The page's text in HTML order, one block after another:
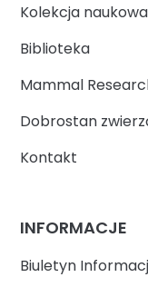
Kolekcja naukowa
Biblioteka
Mammal
Dobrostan
Kontakt
INFORMACJE
Biuletyn